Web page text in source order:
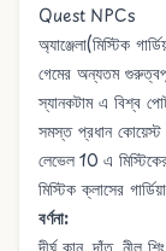
Quest NPCs
অ্যাঞ্জেলা(মিস্টিক
গেমের অন্যতম
স্যানকটামএ বিশ্ব
সমস্ত প্রধানকোয়েস্ট
লেভেল 10 এ
মিস্টিক ক্লাসের
বর্ণনা: